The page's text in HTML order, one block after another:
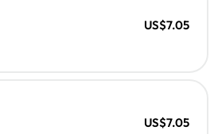
US$7.05
US$7.05